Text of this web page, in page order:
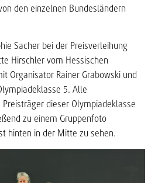
den einzelnen Bundesländern
Sacher bei der Preisverleihung
Hirschler vom Hessischen
Organisator Rainer Grabowski und
5. Alle
dieser Olympiadeklasse
zu einem Gruppenfoto
hinten in der Mitte zu sehen.